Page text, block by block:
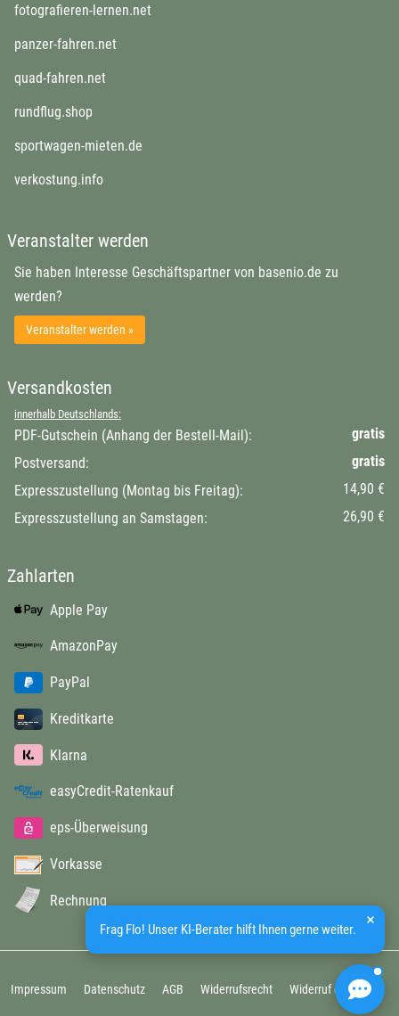
Frag Flo! Unser KI-Berater hilft Ihnen gerne weiter.
fotografieren-lernen.net
panzer-fahren.net
quad-fahren.net
rundflug.shop
sportwagen-mieten.de
verkostung.info
Veranstalter werden
Sie haben Interesse Geschäftspartner von basenio.de zu
werden?
Veranstalter werden »
Versandkosten
innerhalb Deutschlands:
PDF-Gutschein (Anhang der Bestell-Mail):
gratis
Postversand:
gratis
Expresszustellung (Montag bis Freitag):
14,90 €
Expresszustellung an Samstagen:
26,90 €
Zahlarten
Apple Pay
AmazonPay
PayPal
Kreditkarte
Klarna
easyCredit-Ratenkauf
eps-Überweisung
Vorkasse
Rechnung
Impressum Datenschutz AGB Widerrufsrecht Widerruf erklären